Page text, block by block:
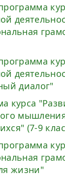
диалог"
курса
(7-9
жизни"